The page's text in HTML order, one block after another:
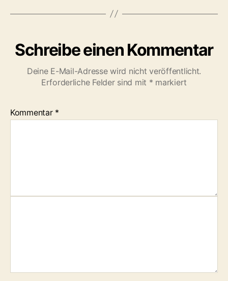
Schreibe einen Kommentar
Deine E-Mail-Adresse wird nicht veröffentlicht.
Erforderliche Felder sind mit * markiert
Kommentar *